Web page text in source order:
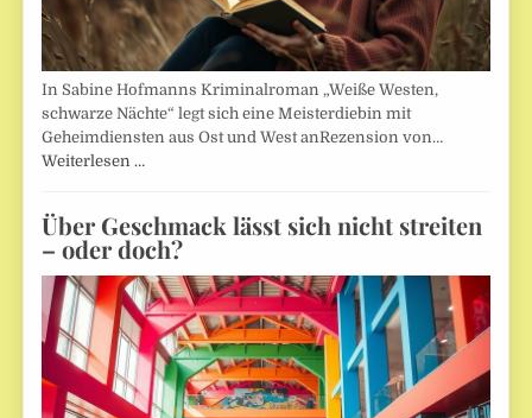
In Sabine Hofmanns Kriminalroman „Weiße Westen,
schwarze Nächte“ legt sich eine Meisterdiebin mit
Geheimdiensten aus Ost und West anRezension von…
Weiterlesen …
Über Geschmack lässt sich nicht streiten
– oder doch?